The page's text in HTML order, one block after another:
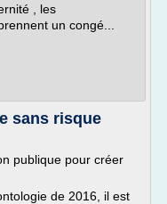
, les
un congé...
sans risque
publique pour créer
de 2016, il est